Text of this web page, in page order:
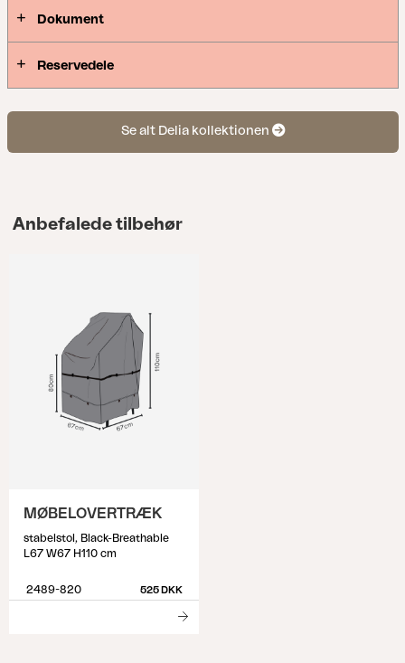
Dokument
Reservedele
Se alt Delia kollektionen
Anbefalede tilbehør
MØBELOVERTRÆK
stabelstol, Black-Breathable
L67 W67 H110 cm
2489-820 525 DKK